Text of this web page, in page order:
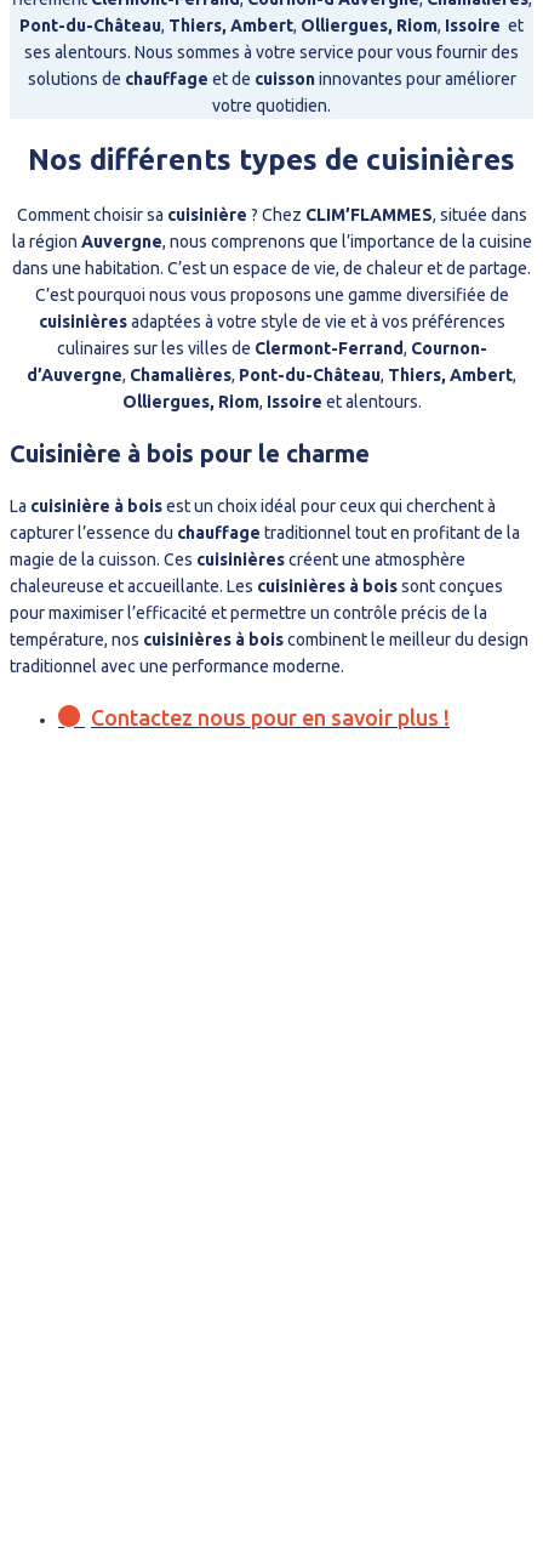
Pont-du-Château, Thiers, Ambert, Olliergues, Riom, Issoire et
ses alentours. Nous sommes à votre service pour vous fournir des
solutions de chauffage et de cuissoninnovantes pour améliorer
votre quotidien.
Nos différents types de cuisinières
Comment choisir sa cuisinière ? Chez CLIM’FLAMMES, située dans
la région Auvergne, nous comprenons que l’importance de la cuisine
dans une habitation. C’est un espace de vie, de chaleur et de partage.
C’est pourquoi nous vous proposons une gamme diversifiée de
cuisinièresadaptées à votre style de vie et à vos préférences
culinaires sur les villes de Clermont-Ferrand, Cournon-
d’Auvergne, Chamalières, Pont-du-Château, Thiers,Ambert,
Olliergues,Riom, Issoire et alentours.
Cuisinière à bois pour le charme
La cuisinière à boisest un choix idéal pour ceux qui cherchent à
capturer l’essence du chauffage traditionnel tout en profitant de la
magie de la cuisson. Ces cuisinièrescréent une atmosphère
chaleureuse et accueillante. Les cuisinières à boissont conçues
pour maximiser l’efficacité et permettre un contrôle précis de la
température, nos cuisinières à boiscombinent le meilleur du design
traditionnel avec une performance moderne.
Contactez nous pour en savoir plus !